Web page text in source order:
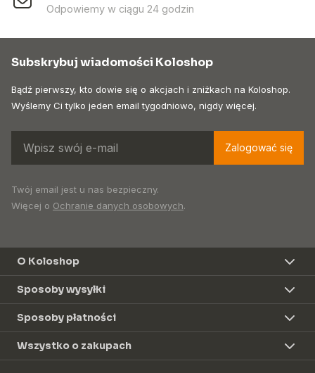
Odpowiemy w ciągu 24 godzin
Subskrybuj wiadomości Koloshop
Bądź pierwszy, kto dowie się o akcjach i zniżkach na Koloshop.
Wyślemy Ci tylko jeden email tygodniowo, nigdy więcej.
Zalogować się
Twój email jest u nas bezpieczny.
Więcej o Ochranie danych osobowych.
O Koloshop
Sposoby wysyłki
Sposoby płatności
Wszystko o zakupach